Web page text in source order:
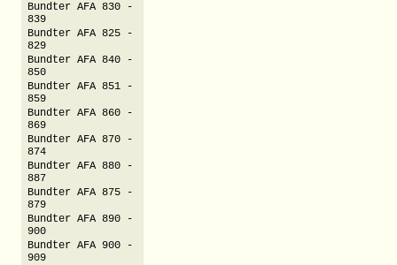
Bundter AFA 830 -
839
Bundter AFA 825 -
829
Bundter AFA 840 -
850
Bundter AFA 851 -
859
Bundter AFA 860 -
869
Bundter AFA 870 -
874
Bundter AFA 880 -
887
Bundter AFA 875 -
879
Bundter AFA 890 -
900
Bundter AFA 900 -
909